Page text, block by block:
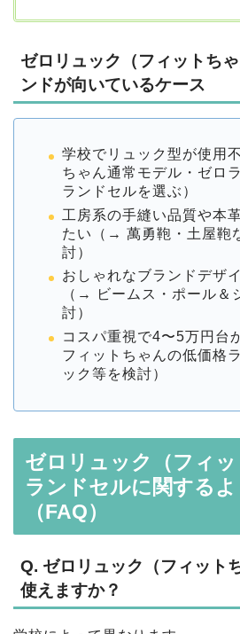
ゼロリュック（フィットち
ンドが向いているケース
学校でリュック型が使用
ちゃん通常モデル・ゼロ
ランドセルを選ぶ）
工房系の手縫い品質や本
たい（→ 萬勇鞄・土屋鞄
討）
おしゃれなブランドデザ
（→ ビームス・ポール＆
討）
コスパ重視で4〜5万円台
フィットちゃんの低価格
ック等を検討）
ゼロリュック（フィ
ランドセルに関する
（FAQ）
Q. ゼロリュック（フィット
使えますか？